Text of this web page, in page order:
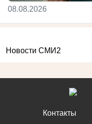
08.08.2026
Новости СМИ2
Контакты